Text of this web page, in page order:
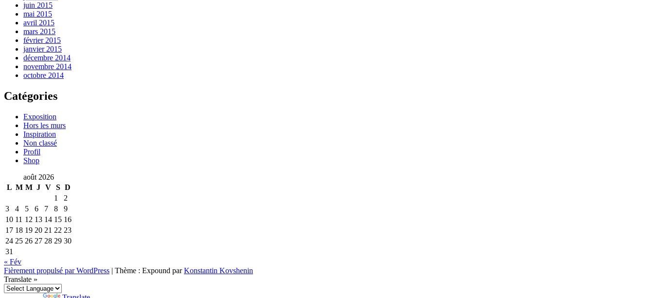
juin 2015
mai 2015
avril 2015
mars 2015
février 2015
janvier 2015
décembre 2014
novembre 2014
octobre 2014
Catégories
Exposition
Hors les murs
Inspiration
Non classé
Profil
Shop
août 2026
L M M J V S D
1
2
3
4 5 6 7 8
9
10 11 12 13 14 15 16
17 18 19 20 21 22 23
24 25 26 27 28 29 30
31
« Fév
Fièrement propulsé par WordPress | Thème : Expound parKonstantin Kovshenin
Translate »